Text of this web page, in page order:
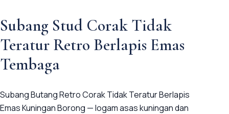
Subang Stud Corak Tidak
Teratur Retro Berlapis Emas
Tembaga
Subang Butang Retro Corak Tidak Teratur Berlapis
Emas Kuningan Borong — logam asas kuningan dan